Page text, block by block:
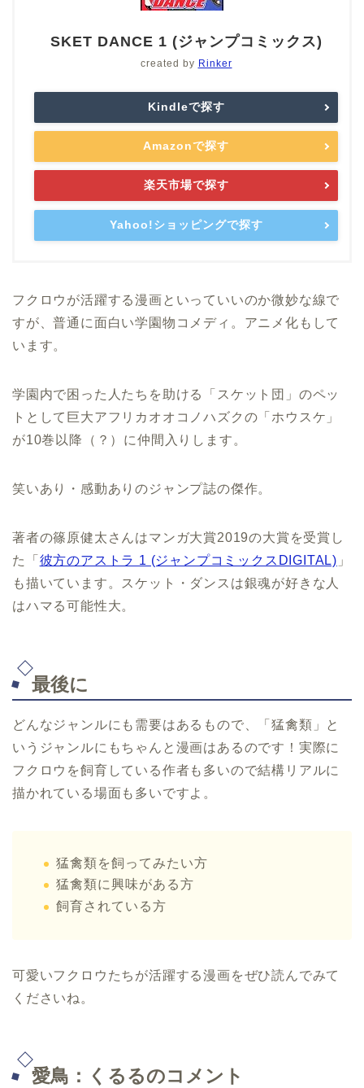
SKET DANCE 1 (ジャンプコミックス)
created by Rinker
Kindleで探す
Amazonで探す
楽天市場で探す
Yahoo!ショッピングで探す
フクロウが活躍する漫画といっていいのか微妙な線で
すが、普通に面白い学園物コメディ。アニメ化もして
います。
学園内で困った人たちを助ける「スケット団」のペッ
トとして巨大アフリカオオコノハズクの「ホウスケ」
が10巻以降（？）に仲間入りします。
笑いあり・感動ありのジャンプ誌の傑作。
著者の篠原健太さんはマンガ大賞2019の大賞を受賞し
た「 彼方のアストラ 1 (ジャンプコミックスDIGITAL) 」
も描いています。スケット・ダンスは銀魂が好きな人
はハマる可能性大。
最後に
どんなジャンルにも需要はあるもので、「猛禽類」と
いうジャンルにもちゃんと漫画はあるのです！実際に
フクロウを飼育している作者も多いので結構リアルに
描かれている場面も多いですよ。
猛禽類を飼ってみたい方
猛禽類に興味がある方
飼育されている方
可愛いフクロウたちが活躍する漫画をぜひ読んでみて
くださいね。
愛鳥：くるるのコメント